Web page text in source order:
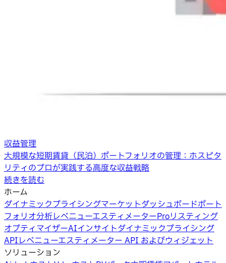
収益管理
大規模な短期賃貸（民泊）ポートフォリオの管理：ホスピタ
リティのプロが実践する高度な収益戦略
続きを読む
ホーム
ダイナミックプライシングマーケットダッシュボードポート
フォリオ分析レベニューエスティメーターProリスティング
オプティマイザーAIインサイトダイナミックプライシング
APIレベニューエスティメーター API およびウィジェット
ソリューション